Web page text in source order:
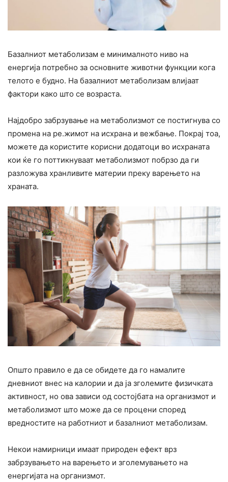
Базалниот метаболизам е минималното ниво на
енергија потребно за основните животни функции кога
телото е будно. На базалниот метаболизам влијаат
фактори како што се возраста.
Најдобро забрзување на метаболизмот се постигнува со
промена на ре.жимот на исхрана и вежбање. Покрај тоа,
можете да користите корисни додатоци во исхраната
кои ќе го поттикнуваат метаболизмот побрзо да ги
разложува хранливите материи преку варењето на
храната.
Општо правило е да се обидете да го намалите
дневниот внес на калории и да ја зголемите физичката
активност, но ова зависи од состојбата на организмот и
метаболизмот што може да се процени според
вредностите на работниот и базалниот метаболизам.
Некои намирници имаат природен ефект врз
забрзувањето на варењето и зголемувањето на
енергијата на организмот.